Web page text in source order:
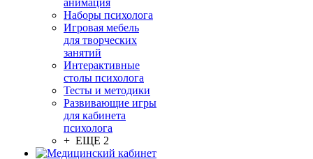
анимация
Наборы психолога
Игровая мебель
для творческих
занятий
Интерактивные
столы психолога
Тесты и методики
Развивающие игры
для кабинета
психолога
+ ЕЩЕ 2